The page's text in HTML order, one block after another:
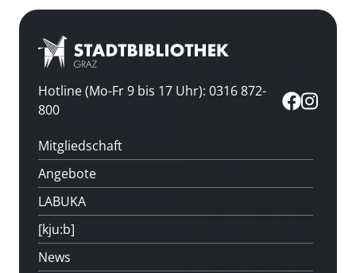
Hotline (Mo-Fr 9 bis 17 Uhr): 0316 872-
800
Mitgliedschaft
Angebote
LABUKA
[kju:b]
News